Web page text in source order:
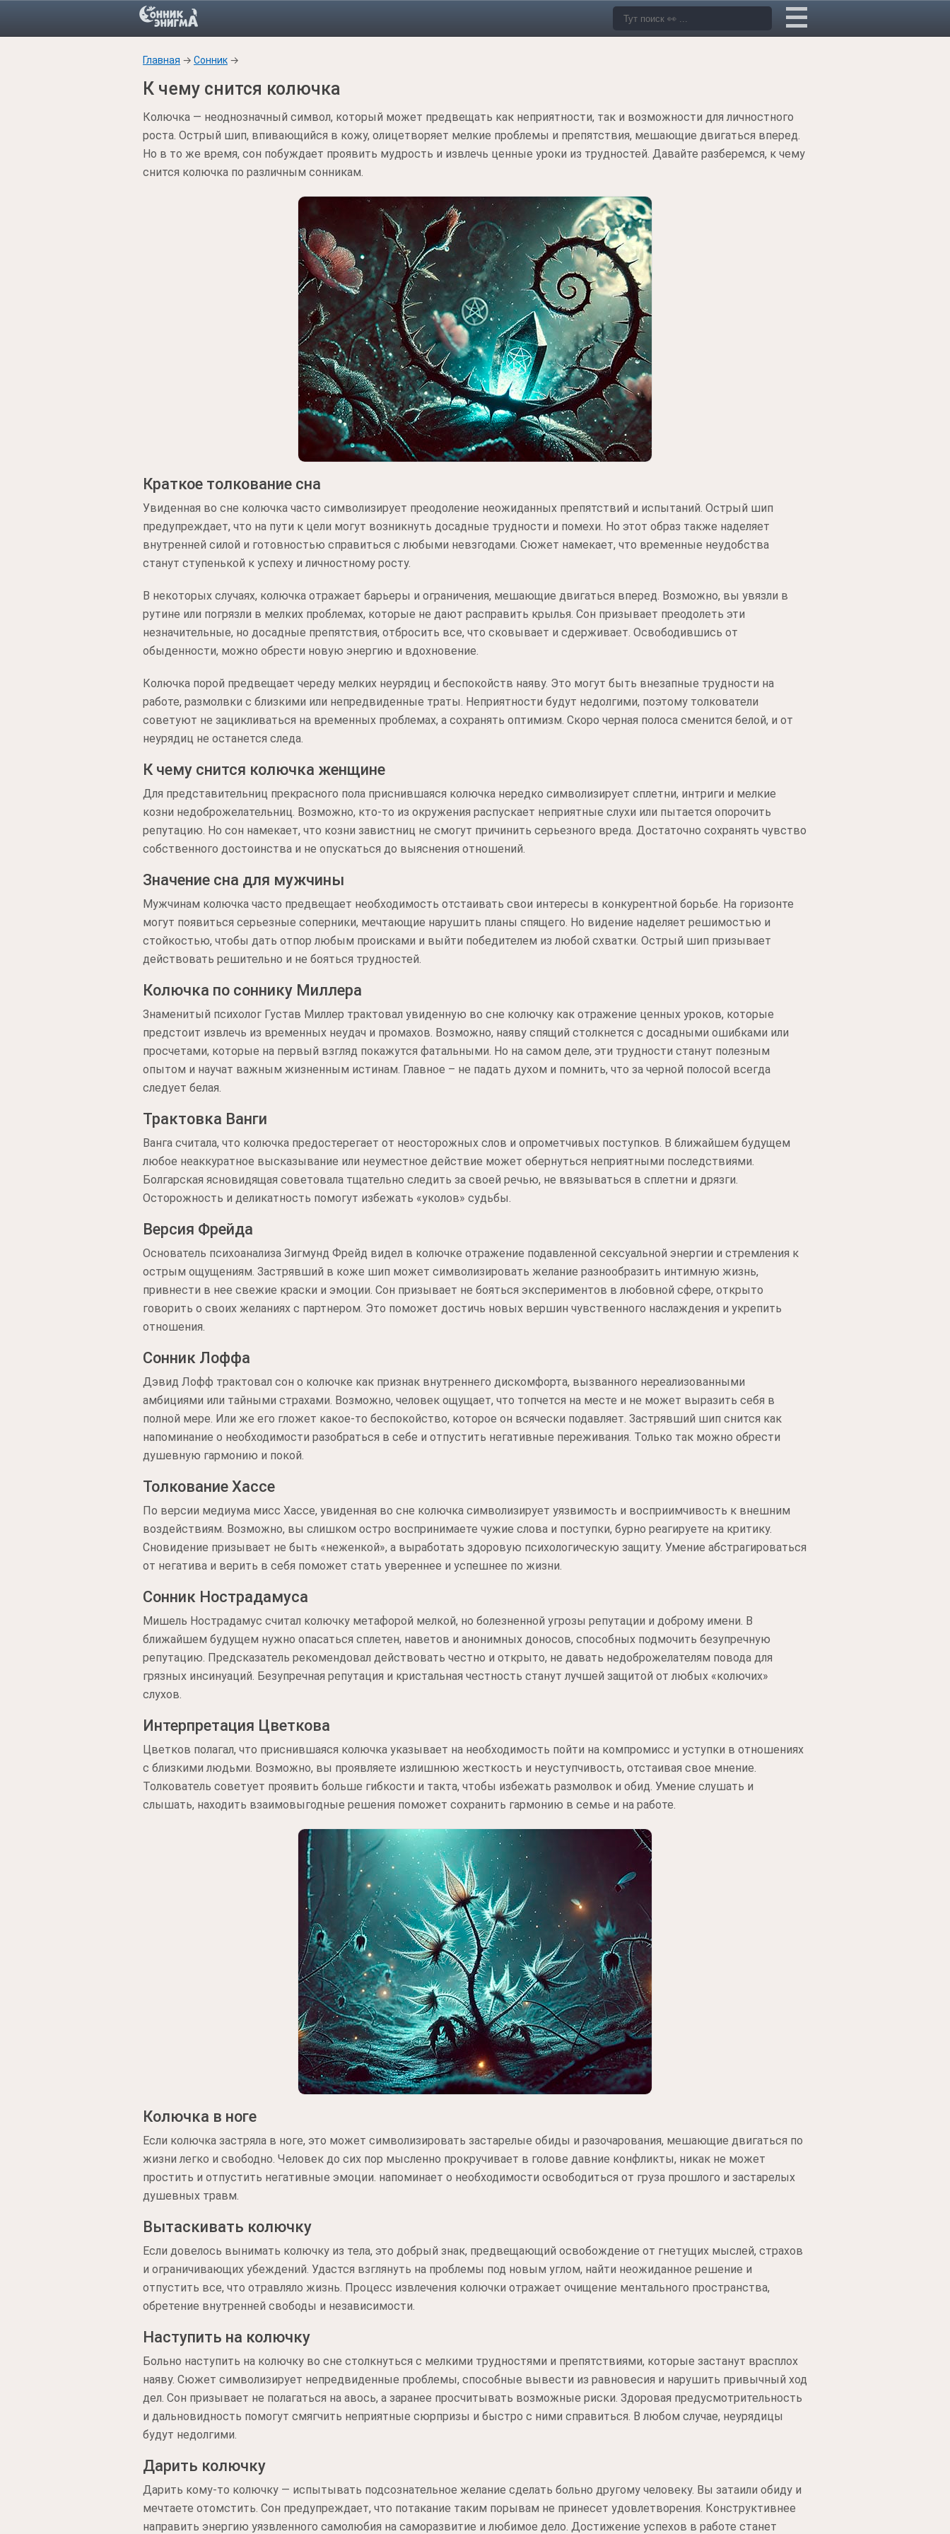
Главная → Сонник →
К чему снится колючка
Колючка — неоднозначный символ, который может предвещать как неприятности, так и возможности для личностного
роста. Острый шип, впивающийся в кожу, олицетворяет мелкие проблемы и препятствия, мешающие двигаться вперед.
Но в то же время, сон побуждает проявить мудрость и извлечь ценные уроки из трудностей. Давайте разберемся, к чему
снится колючка по различным сонникам.
Краткое толкование сна
Увиденная во сне колючка часто символизирует преодоление неожиданных препятствий и испытаний. Острый шип
предупреждает, что на пути к цели могут возникнуть досадные трудности и помехи. Но этот образ также наделяет
внутренней силой и готовностью справиться с любыми невзгодами. Сюжет намекает, что временные неудобства
станут ступенькой к успеху и личностному росту.
В некоторых случаях, колючка отражает барьеры и ограничения, мешающие двигаться вперед. Возможно, вы увязли в
рутине или погрязли в мелких проблемах, которые не дают расправить крылья. Сон призывает преодолеть эти
незначительные, но досадные препятствия, отбросить все, что сковывает и сдерживает. Освободившись от
обыденности, можно обрести новую энергию и вдохновение.
Колючка порой предвещает череду мелких неурядиц и беспокойств наяву. Это могут быть внезапные трудности на
работе, размолвки с близкими или непредвиденные траты. Неприятности будут недолгими, поэтому толкователи
советуют не зацикливаться на временных проблемах, а сохранять оптимизм. Скоро черная полоса сменится белой, и от
неурядиц не останется следа.
К чему снится колючка женщине
Для представительниц прекрасного пола приснившаяся колючка нередко символизирует сплетни, интриги и мелкие
козни недоброжелательниц. Возможно, кто-то из окружения распускает неприятные слухи или пытается опорочить
репутацию. Но сон намекает, что козни завистниц не смогут причинить серьезного вреда. Достаточно сохранять чувство
собственного достоинства и не опускаться до выяснения отношений.
Значение сна для мужчины
Мужчинам колючка часто предвещает необходимость отстаивать свои интересы в конкурентной борьбе. На горизонте
могут появиться серьезные соперники, мечтающие нарушить планы спящего. Но видение наделяет решимостью и
стойкостью, чтобы дать отпор любым происками и выйти победителем из любой схватки. Острый шип призывает
действовать решительно и не бояться трудностей.
Колючка по соннику Миллера
Знаменитый психолог Густав Миллер трактовал увиденную во сне колючку как отражение ценных уроков, которые
предстоит извлечь из временных неудач и промахов. Возможно, наяву спящий столкнется с досадными ошибками или
просчетами, которые на первый взгляд покажутся фатальными. Но на самом деле, эти трудности станут полезным
опытом и научат важным жизненным истинам. Главное – не падать духом и помнить, что за черной полосой всегда
следует белая.
Трактовка Ванги
Ванга считала, что колючка предостерегает от неосторожных слов и опрометчивых поступков. В ближайшем будущем
любое неаккуратное высказывание или неуместное действие может обернуться неприятными последствиями.
Болгарская ясновидящая советовала тщательно следить за своей речью, не ввязываться в сплетни и дрязги.
Осторожность и деликатность помогут избежать «уколов» судьбы.
Версия Фрейда
Основатель психоанализа Зигмунд Фрейд видел в колючке отражение подавленной сексуальной энергии и стремления к
острым ощущениям. Застрявший в коже шип может символизировать желание разнообразить интимную жизнь,
привнести в нее свежие краски и эмоции. Сон призывает не бояться экспериментов в любовной сфере, открыто
говорить о своих желаниях с партнером. Это поможет достичь новых вершин чувственного наслаждения и укрепить
отношения.
Сонник Лоффа
Дэвид Лофф трактовал сон о колючке как признак внутреннего дискомфорта, вызванного нереализованными
амбициями или тайными страхами. Возможно, человек ощущает, что топчется на месте и не может выразить себя в
полной мере. Или же его гложет какое-то беспокойство, которое он всячески подавляет. Застрявший шип снится как
напоминание о необходимости разобраться в себе и отпустить негативные переживания. Только так можно обрести
душевную гармонию и покой.
Толкование Хассе
По версии медиума мисс Хассе, увиденная во сне колючка символизирует уязвимость и восприимчивость к внешним
воздействиям. Возможно, вы слишком остро воспринимаете чужие слова и поступки, бурно реагируете на критику.
Сновидение призывает не быть «неженкой», а выработать здоровую психологическую защиту. Умение абстрагироваться
от негатива и верить в себя поможет стать увереннее и успешнее по жизни.
Сонник Нострадамуса
Мишель Нострадамус считал колючку метафорой мелкой, но болезненной угрозы репутации и доброму имени. В
ближайшем будущем нужно опасаться сплетен, наветов и анонимных доносов, способных подмочить безупречную
репутацию. Предсказатель рекомендовал действовать честно и открыто, не давать недоброжелателям повода для
грязных инсинуаций. Безупречная репутация и кристальная честность станут лучшей защитой от любых «колючих»
слухов.
Интерпретация Цветкова
Цветков полагал, что приснившаяся колючка указывает на необходимость пойти на компромисс и уступки в отношениях
с близкими людьми. Возможно, вы проявляете излишнюю жесткость и неуступчивость, отстаивая свое мнение.
Толкователь советует проявить больше гибкости и такта, чтобы избежать размолвок и обид. Умение слушать и
слышать, находить взаимовыгодные решения поможет сохранить гармонию в семье и на работе.
Колючка в ноге
Если колючка застряла в ноге, это может символизировать застарелые обиды и разочарования, мешающие двигаться по
жизни легко и свободно. Человек до сих пор мысленно прокручивает в голове давние конфликты, никак не может
простить и отпустить негативные эмоции. напоминает о необходимости освободиться от груза прошлого и застарелых
душевных травм.
Вытаскивать колючку
Если довелось вынимать колючку из тела, это добрый знак, предвещающий освобождение от гнетущих мыслей, страхов
и ограничивающих убеждений. Удастся взглянуть на проблемы под новым углом, найти неожиданное решение и
отпустить все, что отравляло жизнь. Процесс извлечения колючки отражает очищение ментального пространства,
обретение внутренней свободы и независимости.
Наступить на колючку
Больно наступить на колючку во сне столкнуться с мелкими трудностями и препятствиями, которые застанут врасплох
наяву. Сюжет символизирует непредвиденные проблемы, способные вывести из равновесия и нарушить привычный ход
дел. Сон призывает не полагаться на авось, а заранее просчитывать возможные риски. Здоровая предусмотрительность
и дальновидность помогут смягчить неприятные сюрпризы и быстро с ними справиться. В любом случае, неурядицы
будут недолгими.
Дарить колючку
Дарить кому-то колючку — испытывать подсознательное желание сделать больно другому человеку. Вы затаили обиду и
мечтаете отомстить. Сон предупреждает, что потакание таким порывам не принесет удовлетворения. Конструктивнее
направить энергию уязвленного самолюбия на саморазвитие и любимое дело. Достижение успехов в работе станет